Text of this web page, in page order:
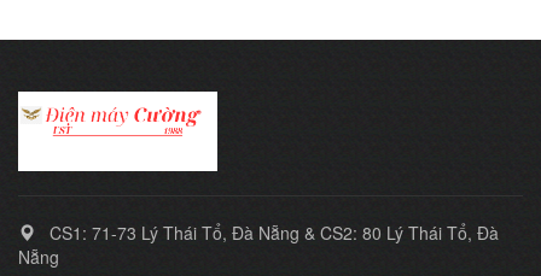
CS1: 71-73 Lý Thái Tổ, Đà Nẵng & CS2: 80 Lý Thái Tổ, Đà
Nẵng